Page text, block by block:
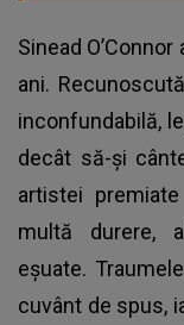
Sinead
ani.
inconfundabilă,
decât să-și
artistei
multă durere,
eșuate.
cuvânt de spus,